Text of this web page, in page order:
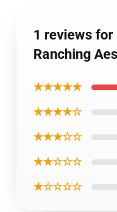
1 reviews for
Ranching
★★★★★
★★★★☆
★★★☆☆
★★☆☆☆
★☆☆☆☆